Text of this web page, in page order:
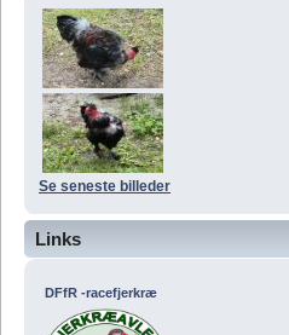
Se seneste billeder
Links
DFfR -racefjerkræ